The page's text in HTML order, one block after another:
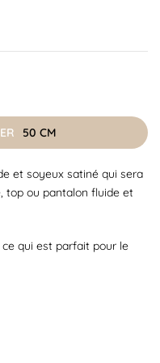
50 CM
et soyeux satiné qui sera
top ou pantalon fluide et
qui est parfait pour le